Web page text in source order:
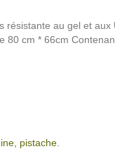
résistante au gel et aux
80 cm * 66cm
pistache.